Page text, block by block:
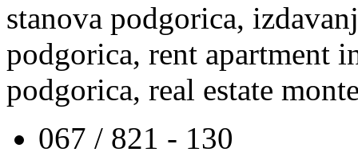
stanova podgorica,
podgorica, rent apartment
podgorica, real estate
067 / 821 - 130